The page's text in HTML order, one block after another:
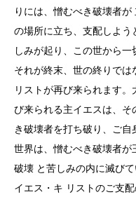
りには、憎むべき破壊者
の場所に立ち、支配しよ
しみが起り、この世から一
それが終末、世の終りで
リストが再び来られます
び来られる主イエスは、
き破壊者を打ち破り、ご
世界は、憎むべき破壊者が
破壊 と苦しみの内に滅び
イエス・キ リストのご支